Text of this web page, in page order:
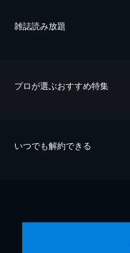
雑誌読み放題
プロが選ぶおすすめ特集
いつでも解約できる